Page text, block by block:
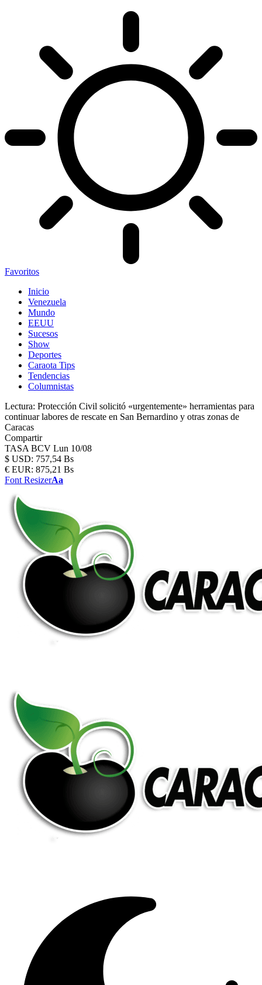
Favoritos
Inicio
Venezuela
Mundo
EEUU
Sucesos
Show
Deportes
Caraota Tips
Tendencias
Columnistas
Lectura: Protección Civil solicitó «urgentemente» herramientas para
continuar labores de rescate en San Bernardino y otras zonas de
Caracas
Compartir
TASA BCV Lun 10/08
$ USD: 757,54 Bs
€ EUR: 875,21 Bs
Font ResizerAa